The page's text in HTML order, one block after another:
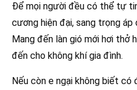
Để mọi người đều có thể tự
cương hiện đại, sang trọng áp
Mang đến làn gió mới hơi thở
đến cho không khí gia đình.
Nếu còn e ngại không biết có